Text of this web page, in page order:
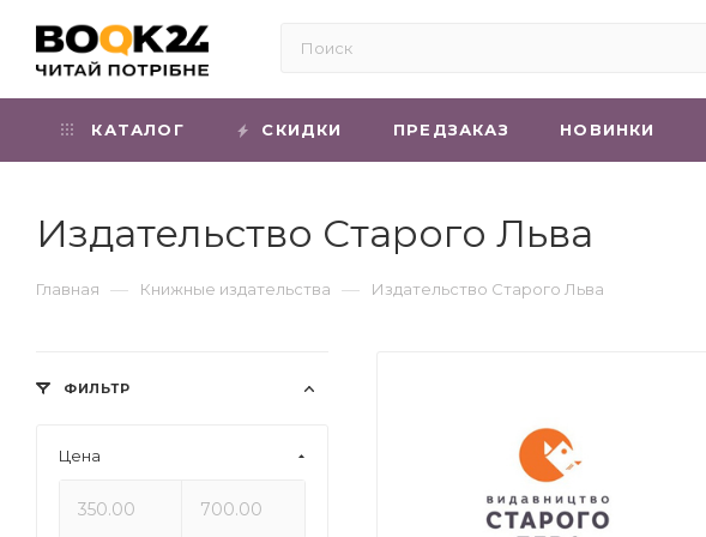
КАТАЛОГ СКИДКИ ПРЕДЗАКАЗ НОВИНКИ
Издательство Старого Льва
Главная — Книжные издательства — Издательство Старого Льва
ФИЛЬТР
Цена